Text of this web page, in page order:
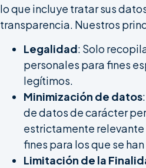
lo que incluye tratar sus
transparencia. Nuestros
Legalidad: Solo
personales para fines
legítimos.
Minimización de datos
de datos de carácter
estrictamente relevante
fines para los que se
Limitación de la